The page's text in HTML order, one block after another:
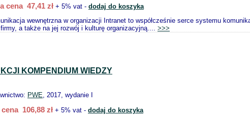
cena 47,41 zł + 5% vat - dodaj do koszyka
wewnętrzna w organizacji Intranet to współcześnie serce systemu
a także na jej rozwój i kulturę organizacyjną.... >>>
KOMPENDIUM WIEDZY
PWE, 2017, wydanie I
106,88 zł + 5% vat - dodaj do koszyka